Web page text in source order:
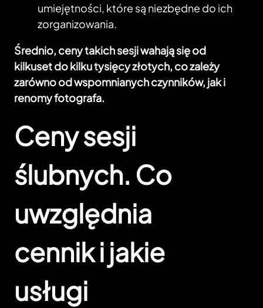
umiejętności, które są niezbędne do ich
zorganizowania.
Średnio, ceny takich sesji wahają się od
kilkuset do kilku tysięcy złotych, co zależy
zarówno od wspomnianych czynników, jak i
renomy fotografa.
Ceny sesji
ślubnych. Co
uwzględnia
cennik i jakie
usługi